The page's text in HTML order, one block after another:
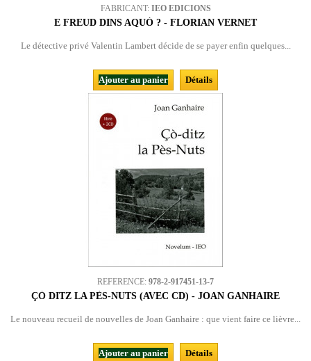
FABRICANT: IEO EDICIONS
E FREUD DINS AQUÒ ? - FLORIAN VERNET
Le détective privé Valentin Lambert décide de se payer enfin quelques...
Ajouter au panier Détails
REFERENCE: 978-2-917451-13-7
ÇÒ DITZ LA PÈS-NUTS (AVEC CD) - JOAN GANHAIRE
Le nouveau recueil de nouvelles de Joan Ganhaire : que vient faire ce lièvre...
Ajouter au panier
Détails